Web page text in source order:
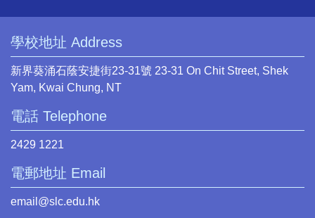
學校地址 Address
新界葵涌石蔭安捷街23-31號 23-31 On Chit Street, Shek
Yam, Kwai Chung, NT
電話 Telephone
2429 1221
電郵地址 Email
email@slc.edu.hk